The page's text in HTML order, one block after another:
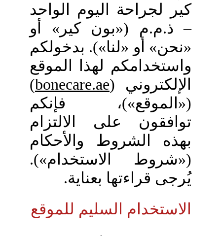
كير لجراحة اليوم الواحد
– ذ.م.م («بون كير» أو
«نحن» أو «لنا»). بدخولكم
واستخدامكم لهذا الموقع
الإلكتروني (bonecare.ae
)
(«الموقع»)، فإنكم
توافقون على الالتزام
بهذه الشروط والأحكام
(«شروط الاستخدام»).
يُرجى قراءتها بعناية.
الاستخدام السليم للموقع